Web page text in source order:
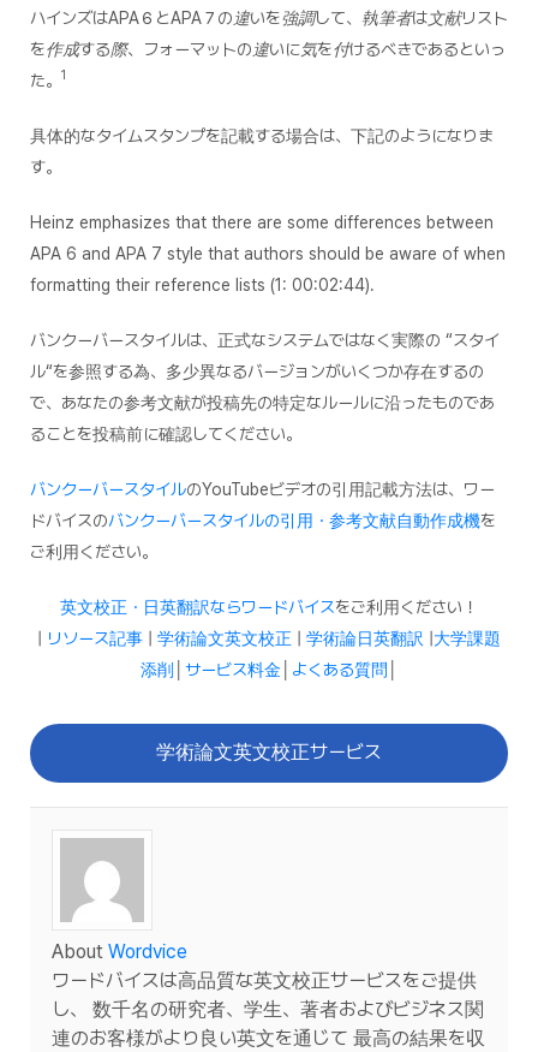
ハインズはAPA６とAPA７の違いを強調して、執筆者は文献リスト
を作成する際、フォーマットの違いに気を付けるべきであるといっ
た。
1
具体的なタイムスタンプを記載する場合は、下記のようになりま
す。
Heinz emphasizes that there are some differences between
APA 6 and APA 7 style that authors should be aware of when
formatting their reference lists (1: 00:02:44).
バンクーバースタイルは、正式なシステムではなく実際の “スタイ
ル“を参照する為、多少異なるバージョンがいくつか存在するの
で、あなたの参考文献が投稿先の特定なルールに沿ったものであ
ることを投稿前に確認してください。
バンクーバースタイルのYouTubeビデオの引用記載方法は、ワー
ドバイスのバンクーバースタイルの引用・参考文献自動作成機を
ご利用ください。
英文校正・日英翻訳ならワードバイスをご利用ください！
| リソース記事 | 学術論文英文校正 | 学術論日英翻訳 |大学課題
添削
サービス料金 よくある質問
学術論文英文校正サービス
About Wordvice
ワードバイスは高品質な英文校正サービスをご提供
し、 数千名の研究者、学生、著者およびビジネス関
連のお客様がより良い英文を通じて 最高の結果を収